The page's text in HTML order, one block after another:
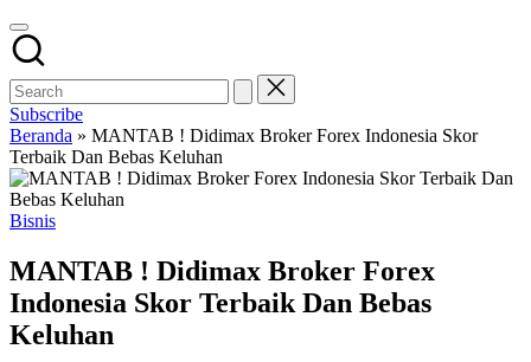
Subscribe
Beranda » MANTAB ! Didimax Broker Forex Indonesia Skor
Terbaik Dan Bebas Keluhan
Posted
Bisnis
MANTAB ! Didimax Broker Forex
Indonesia Skor Terbaik Dan Bebas
Keluhan